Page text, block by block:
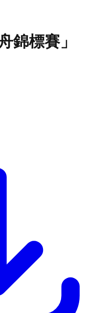
錦標賽」